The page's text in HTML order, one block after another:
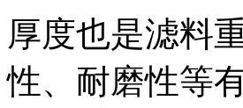
厚度也是滤料
性、耐磨性等